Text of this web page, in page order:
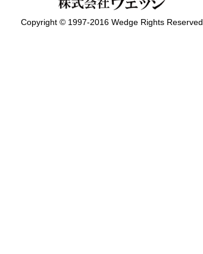
Copyright © 1997-2016 Wedge Rights Reserved